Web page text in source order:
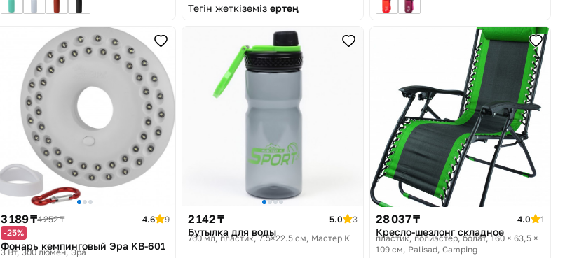
Тегін жеткіземіз ертең
3 189 ₸4 252 ₸ 4.6
9
-25%
Фонарь кемпинговый Эра KB-601
3 Вт, 300 люмен Эра
2 142 ₸ 5.0 3
Бутылка для воды
760 мл, пластик, 7.5×22.5 см Мастер К
28 037 ₸ 4.0 1
Кресло-шезлонг складное
пластик, полиэстер, болат, 160 × 63,5 ×
109 см Palisad, Camping